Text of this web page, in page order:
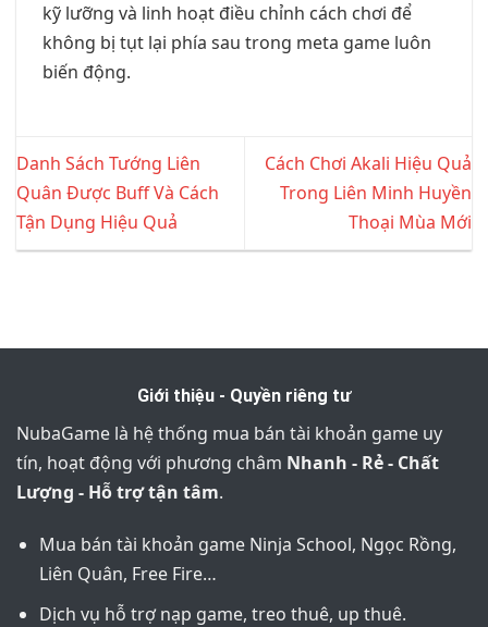
kỹ lưỡng và linh hoạt điều chỉnh cách chơi để
không bị tụt lại phía sau trong meta game luôn
biến động.
Danh Sách Tướng Liên
Quân Được Buff Và Cách
Tận Dụng Hiệu Quả
Cách Chơi Akali Hiệu Quả
Trong Liên Minh Huyền
Thoại Mùa Mới
Giới thiệu - Quyền riêng tư
NubaGame là hệ thống mua bán tài khoản game uy
tín, hoạt động với phương châm Nhanh - Rẻ - Chất
Lượng - Hỗ trợ tận tâm.
Mua bán tài khoản game Ninja School, Ngọc Rồng,
Liên Quân, Free Fire…
Dịch vụ hỗ trợ nạp game, treo thuê, up thuê.